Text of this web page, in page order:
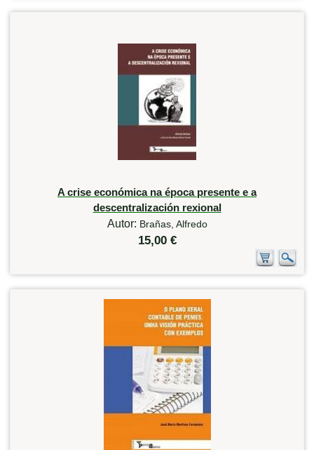
A crise económica na época presente e a
descentralización rexional
Autor: Brañas, Alfredo
15,00 €